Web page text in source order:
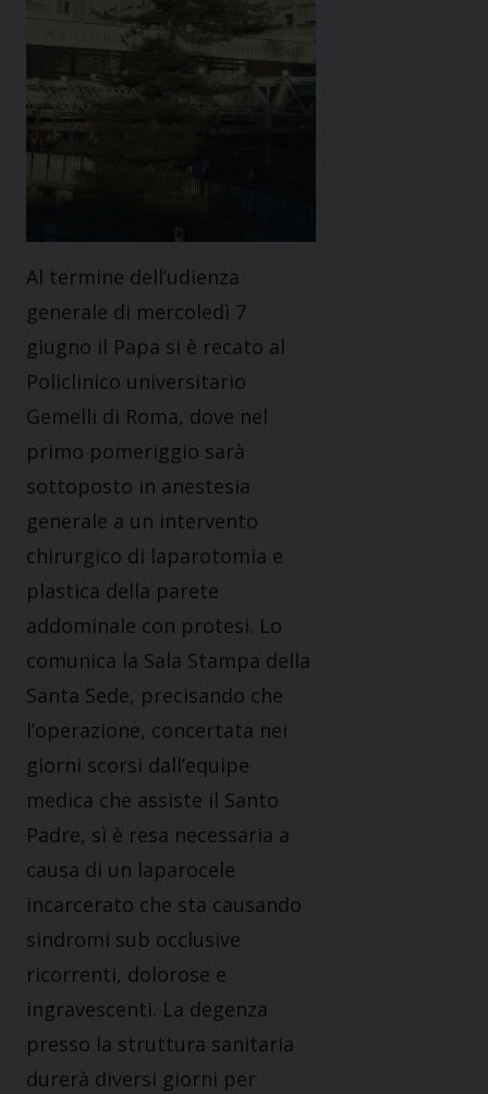
Al termine dell’udienza
generale di mercoledì 7
giugno il Papa si è recato al
Policlinico universitario
Gemelli di Roma, dove nel
primo pomeriggio sarà
sottoposto in anestesia
generale a un intervento
chirurgico di laparotomia e
plastica della parete
addominale con protesi. Lo
comunica la Sala Stampa della
Santa Sede, precisando che
l’operazione, concertata nei
giorni scorsi dall’equipe
medica che assiste il Santo
Padre, sì è resa necessaria a
causa di un laparocele
incarcerato che sta causando
sindromi sub occlusive
ricorrenti, dolorose e
ingravescenti. La degenza
presso la struttura sanitaria
durerà diversi giorni per